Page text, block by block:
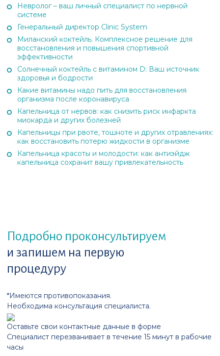
Невролог – ваш личный специалист по нервной
системе
Генеральный директор Clinic System
Миланский коктейль. Комплексное решение для
восстановления и повышения спортивной
эффективности
Солнечный коктейль с витамином D: Ваш источник
здоровья и бодрости
Какие витамины надо пить для восстановления
организма после коронавируса
Капельница от нервов: как снизить риск инфаркта
миокарда и других болезней
Капельницы при рвоте, тошноте и других отравлениях:
как восстановить потерю жидкости в организме
Капельница красоты и молодости: как антиэйдж
капельница сохранит вашу привлекательность
Подробно проконсультируем
и запишем на первую
процедуру
*Имеются противопоказания.
Необходима консультация специалиста.
Оставьте свои контактные данные в форме
Специалист перезванивает в течение 15 минут в рабочие
часы